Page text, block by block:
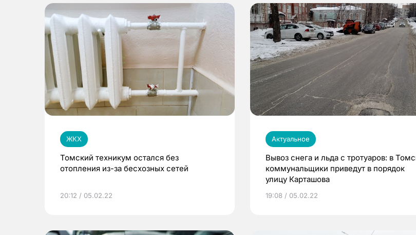
ЖКХ
Томский техникум остался без
отопления из-за бесхозных сетей
20:12 / 05.02.22
Актуальное
Вывоз снега и льда с тротуаров: в
коммунальщики приведут в порядок
улицу Карташова
19:08 / 05.02.22